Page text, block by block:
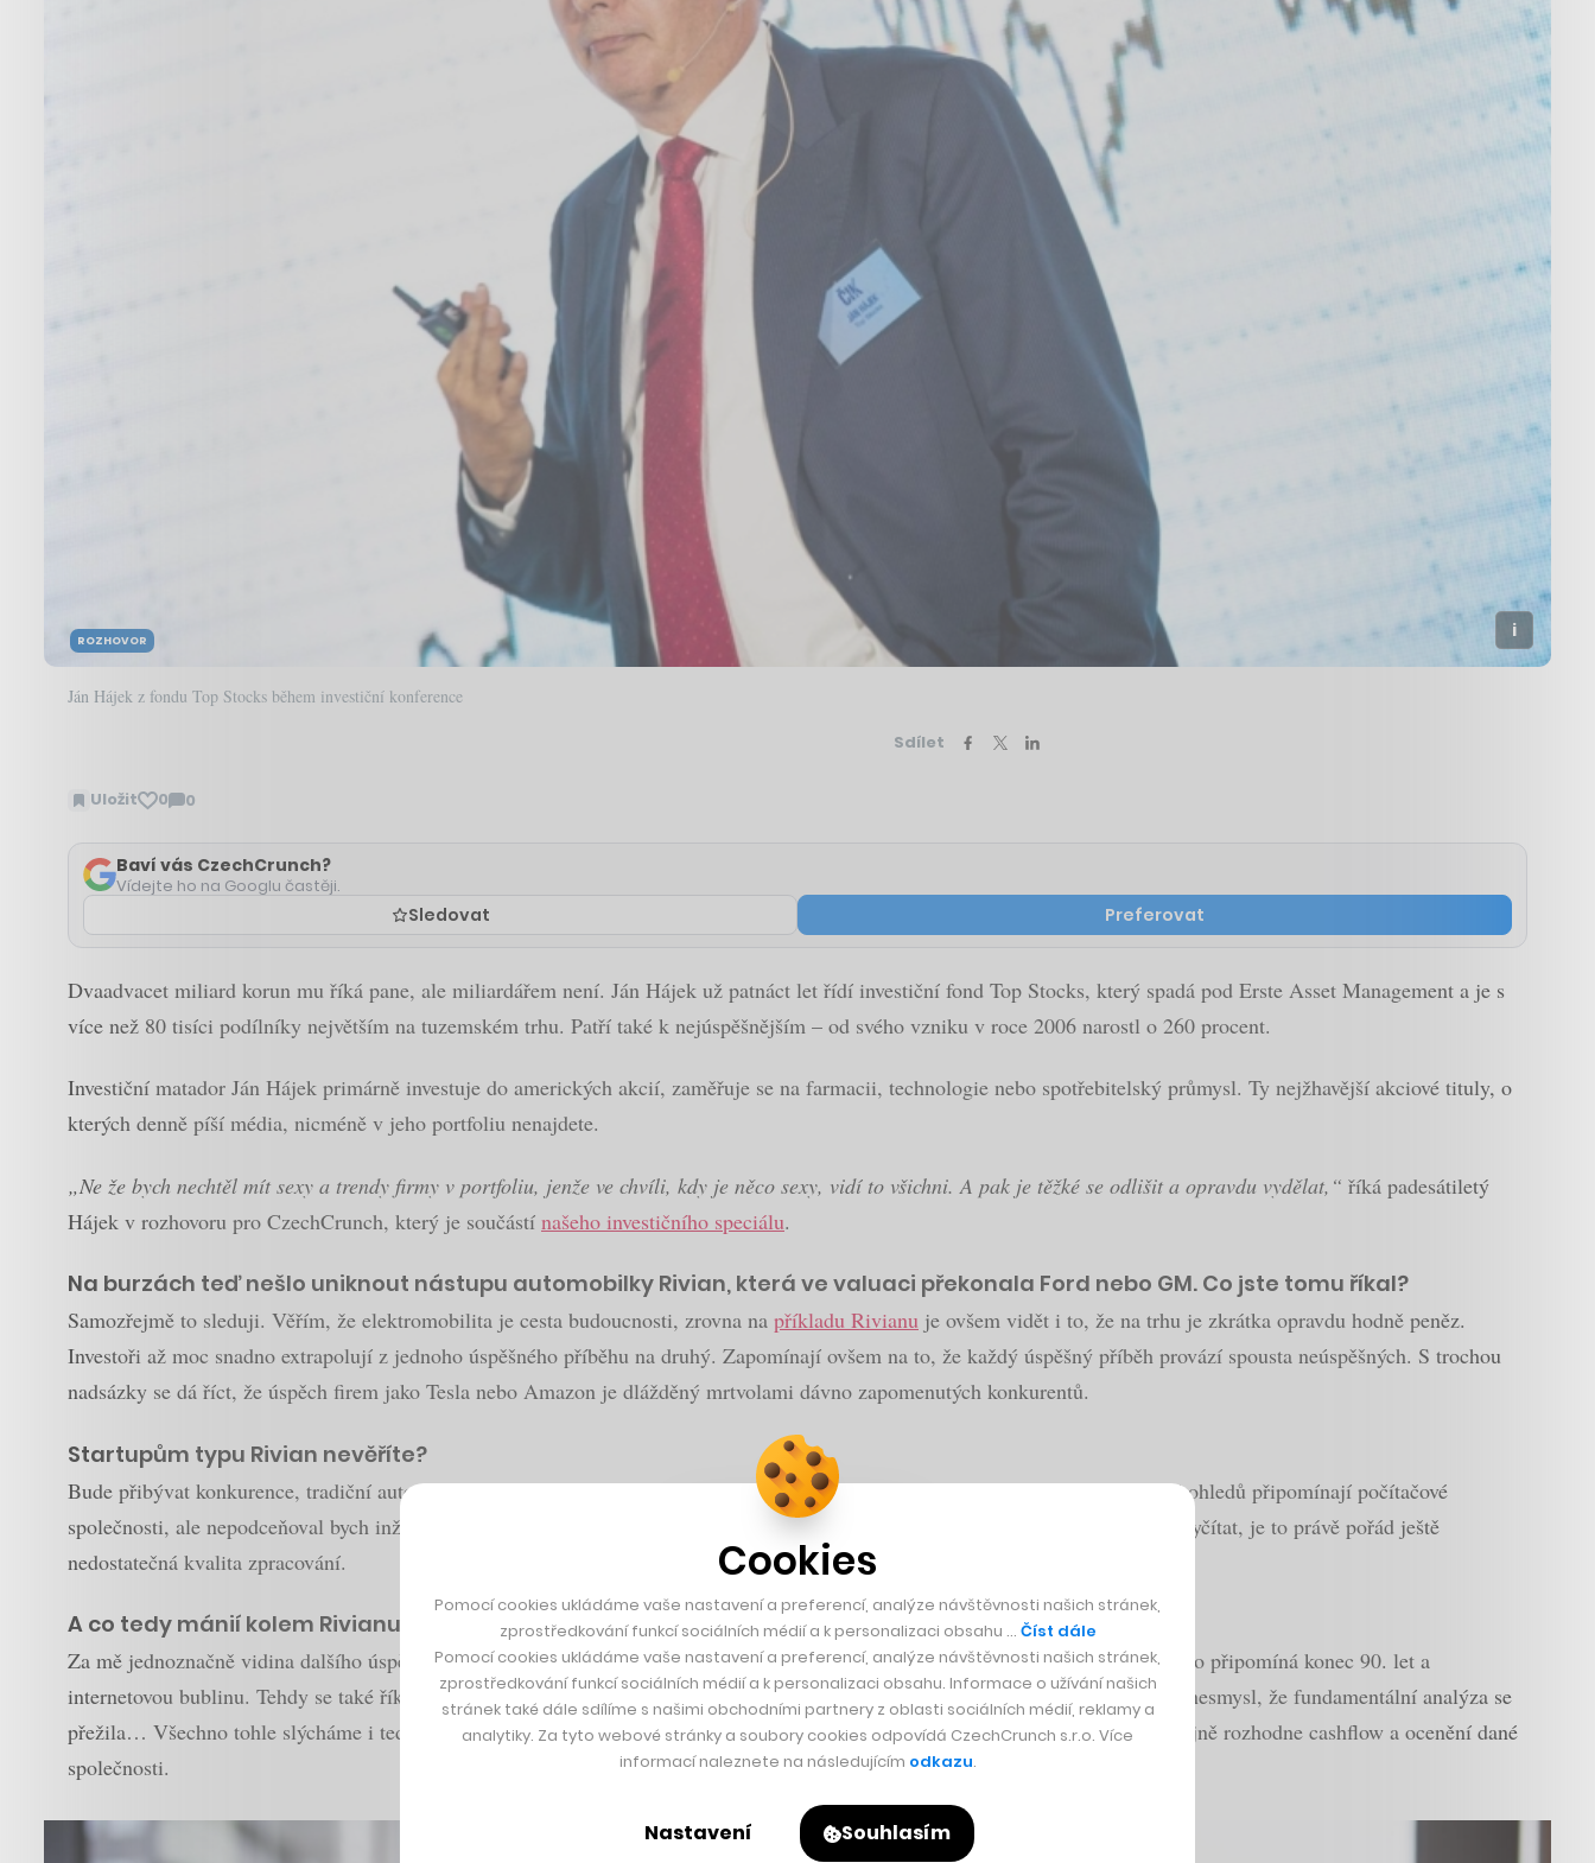
ROZHOVOR
Ján Hájek z fondu Top Stocks během investiční konference
Sdílet
Uložit 0 0
Zobrazit
Baví vás CzechCrunch?
Vídejte ho na Googlu častěji.
Sledovat Preferovat
Dvaadvacet miliard korun mu říká pane, ale miliardářem není. Ján Hájek už patnáct let řídí investiční fond Top Stocks, který spadá pod Erste Asset Management a je s
více než 80 tisíci podílníky největším na tuzemském trhu. Patří také k nejúspěšnějším – od svého vzniku v roce 2006 narostl o 260 procent.
Investiční matador Ján Hájek primárně investuje do amerických akcií, zaměřuje se na farmacii, technologie nebo spotřebitelský průmysl. Ty nejžhavější akciové tituly, o
kterých denně píší média, nicméně v jeho portfoliu nenajdete.
„Ne že bych nechtěl mít sexy a trendy firmy v portfoliu, jenže ve chvíli, kdy je něco sexy, vidí to všichni. A pak je těžké se odlišit a opravdu vydělat,“ říká padesátiletý
Hájek v rozhovoru pro CzechCrunch, který je součástí našeho investičního speciálu.
Na burzách teď nešlo uniknout nástupu automobilky Rivian, která ve valuaci překonala Ford nebo GM. Co jste tomu říkal?
Samozřejmě to sleduji. Věřím, že elektromobilita je cesta budoucnosti, zrovna na příkladu Rivianu je ovšem vidět i to, že na trhu je zkrátka opravdu hodně peněz.
Investoři až moc snadno extrapolují z jednoho úspěšného příběhu na druhý. Zapomínají ovšem na to, že každý úspěšný příběh provází spousta neúspěšných. S trochou
nadsázky se dá říct, že úspěch firem jako Tesla nebo Amazon je dlážděný mrtvolami dávno zapomenutých konkurentů.
Startupům typu Rivian nevěříte?
Bude přibývat konkurence, tradiční automobilky nestojí na místě. Jasně, Tesla nebo Rivian jsou spíše technologické firmy, v řadě ohledů připomínají počítačové
společnosti, ale nepodceňoval bych inženýrskou zručnost Fordu nebo Volkswagenu. Ostatně i u Tesly platí, že jestli se jí něco dá vyčítat, je to právě pořád ještě
nedostatečná kvalita zpracování.
A co tedy mánií kolem Rivianu žene vpřed? Hledání druhé Tesly nebo i sázka na zelenou budoucnost?
Za mě jednoznačně vidina dalšího úspěchu, jako je Tesla. A to v kombinaci s mimořádným množstvím peněz v oběhu. Hodně mi to připomíná konec 90. let a
internetovou bublinu. Tehdy se také říkalo, že přichází nová éra, že staré poučky už neplatí, že hledět na ekonomické ukazatele je nesmysl, že fundamentální analýza se
přežila… Všechno tohle slýcháme i teď. Jenže moje zkušenost, a už jsem toho za těch více než 20 let zažil dost, je, že nakonec stejně rozhodne cashflow a ocenění dané
společnosti.
Cookies
Pomocí cookies ukládáme vaše nastavení a preferencí, analýze návštěvnosti našich stránek,
zprostředkování funkcí sociálních médií a k personalizaci obsahu … Číst dále
Pomocí cookies ukládáme vaše nastavení a preferencí, analýze návštěvnosti našich stránek,
zprostředkování funkcí sociálních médií a k personalizaci obsahu. Informace o užívání našich
stránek také dále sdílíme s našimi obchodními partnery z oblasti sociálních médií, reklamy a
analytiky. Za tyto webové stránky a soubory cookies odpovídá CzechCrunch s.r.o. Více
informací naleznete na následujícím odkazu.
Nastavení Souhlasím